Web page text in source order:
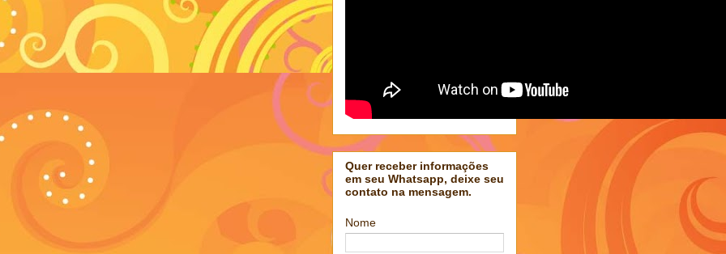
Quer receber informações
em seu Whatsapp, deixe seu
contato na mensagem.
Nome